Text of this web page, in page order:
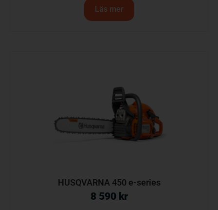
Läs mer
HUSQVARNA 450 e-series
8 590 kr